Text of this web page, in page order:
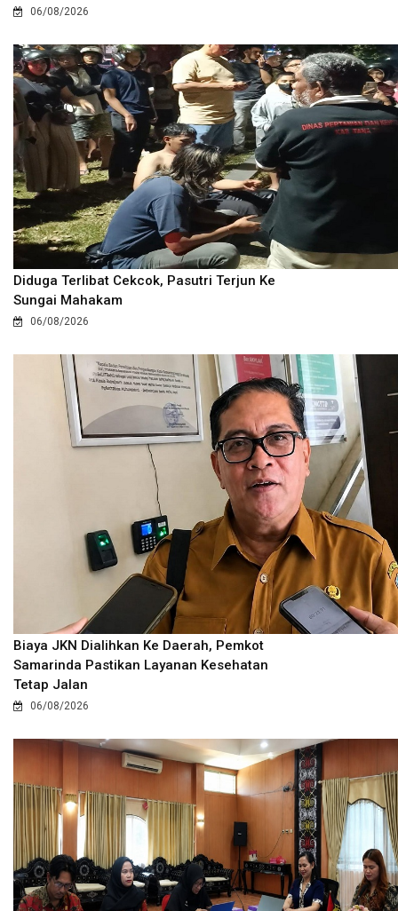
06/08/2026
Diduga Terlibat Cekcok, Pasutri Terjun Ke
Sungai Mahakam
06/08/2026
Biaya JKN Dialihkan Ke Daerah, Pemkot
Samarinda Pastikan Layanan Kesehatan
Tetap Jalan
06/08/2026